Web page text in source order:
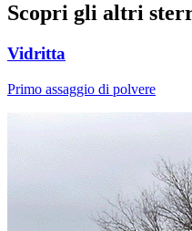
Scopri gli altri
Vidritta
Primo assaggio di polvere